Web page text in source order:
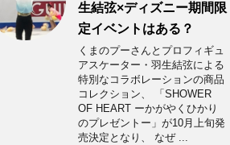
生結弦×ディズニー期間限
定イベントはある？
くまのプーさんとプロフィギュ
アスケーター・羽生結弦による
特別なコラボレーションの商品
コレクション、 「SHOWER
OF HEART ーかがやくひかり
のプレゼントー」が10月上旬発
売決定となり、 なぜ ...